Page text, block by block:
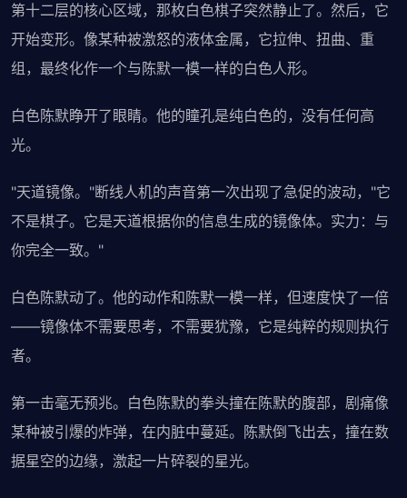
第十二层的核心区域，那枚白色棋子突然静止了。然后，它
开始变形。像某种被激怒的液体金属，它拉伸、扭曲、重
组，最终化作一个与陈默一模一样的白色人形。
白色陈默睁开了眼睛。他的瞳孔是纯白色的，没有任何高
光。
"天道镜像。"断线人机的声音第一次出现了急促的波动，"它
不是棋子。它是天道根据你的信息生成的镜像体。实力：与
你完全一致。"
白色陈默动了。他的动作和陈默一模一样，但速度快了一倍
——镜像体不需要思考，不需要犹豫，它是纯粹的规则执行
者。
第一击毫无预兆。白色陈默的拳头撞在陈默的腹部，剧痛像
某种被引爆的炸弹，在内脏中蔓延。陈默倒飞出去，撞在数
据星空的边缘，激起一片碎裂的星光。